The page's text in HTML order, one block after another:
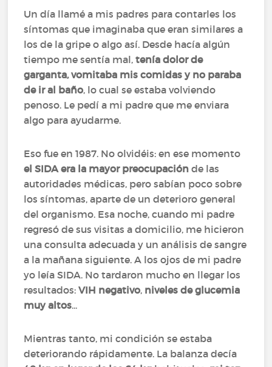
Un día llamé a mis padres para contarles los
síntomas que imaginaba que eran similares a
los de la gripe o algo así. Desde hacía algún
tiempo me sentía mal,tenía dolor de
garganta, vomitaba mis comidas y no paraba
de ir al baño, lo cual se estaba volviendo
penoso. Le pedí a mi padre que me enviara
algo para ayudarme.
Eso fue en 1987. No olvidéis: en ese momento
el SIDA era la mayor preocupación de las
autoridades médicas, pero sabían poco sobre
los síntomas, aparte de un deterioro general
del organismo. Esa noche, cuando mi padre
regresó de sus visitas a domicilio, me hicieron
una consulta adecuada y un análisis de sangre
a la mañana siguiente. A los ojos de mi padre
yo leía SIDA. No tardaron mucho en llegar los
resultados:VIH negativo, niveles de glucemia
muy altos...
Mientras tanto, mi condición se estaba
deteriorando rápidamente. La balanza decía